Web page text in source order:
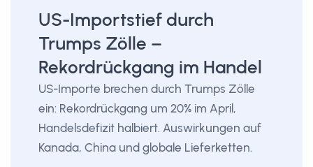
US-Importstief durch
Trumps Zölle –
Rekordrückgang im Handel
US-Importe brechen durch Trumps Zölle
ein: Rekordrückgang um 20% im April,
Handelsdefizit halbiert. Auswirkungen auf
Kanada, China und globale Lieferketten.